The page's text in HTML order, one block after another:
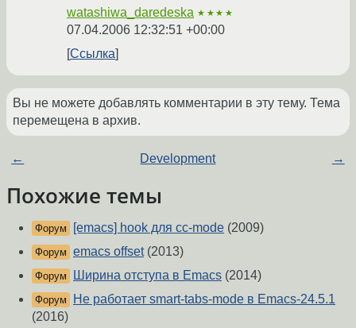
watashiwa_daredeska ★★★★
07.04.2006 12:32:51 +00:00
Ссылка
Вы не можете добавлять комментарии в эту тему. Тема
перемещена в архив.
← Development →
Похожие темы
Форум [emacs] hook для cc-mode (2009)
Форум emacs offset(2013)
Форум Ширина отступа в Emacs (2014)
Форум
Не работает smart-tabs-mode в Emacs-24.5.1
(2016)